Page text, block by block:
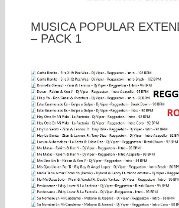
MUSICA POPULAR
– PACK 1